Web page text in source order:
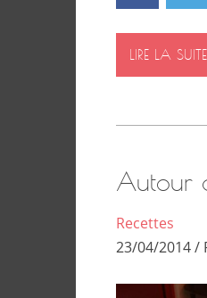
LIRE LA SUITE
Autour
Recettes
23/04/2014 /